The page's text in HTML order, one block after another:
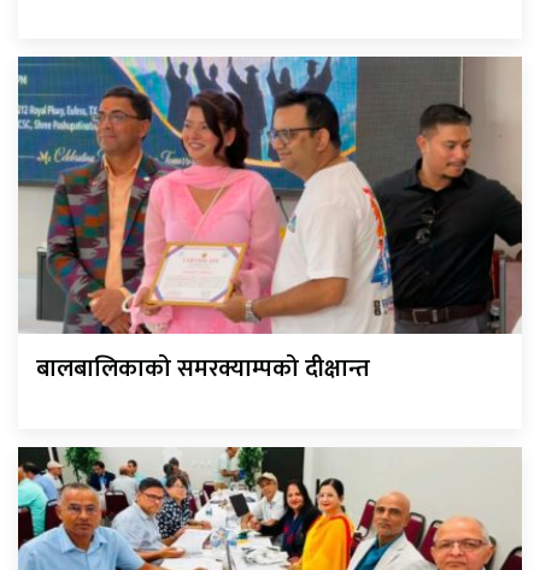
बालबालिकाको समरक्याम्पको दीक्षान्त